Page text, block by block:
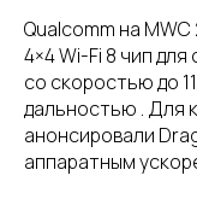
Qualcomm на
4×4 Wi-Fi 8 чип
со скоростью до
дальностью . Для
анонсировали
аппаратным